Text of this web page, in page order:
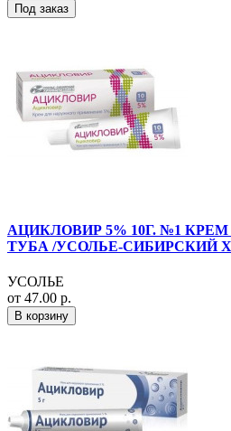
Под заказ
АЦИКЛОВИР 5% 10Г. №1
ТУБА /УСОЛЬЕ-СИБИРСКИЙ
УСОЛЬЕ
от 47.00 р.
В корзину